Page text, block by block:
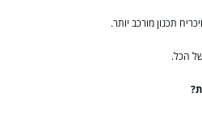
תכנון מורכב יותר.
הכל.